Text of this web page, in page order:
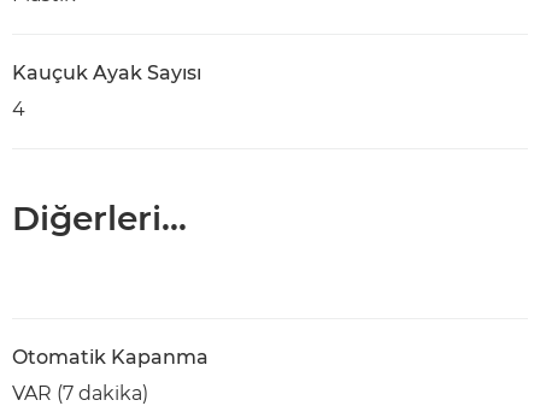
Kauçuk Ayak Sayısı
4
Diğerleri...
Otomatik Kapanma
VAR (7 dakika)